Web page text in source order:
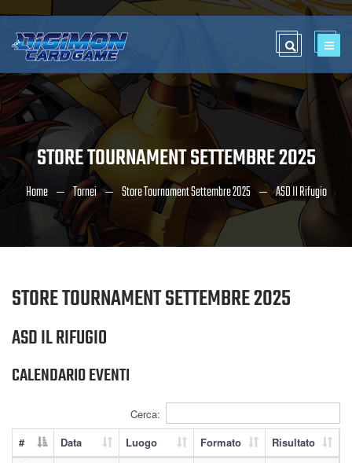
STORE TOURNAMENT SETTEMBRE 2025
Home Tornei Store Tournament Settembre 2025 ASD Il Rifugio
STORE TOURNAMENT SETTEMBRE 2025
ASD IL RIFUGIO
CALENDARIO EVENTI
Cerca:
#
Data Luogo Formato
Risultato